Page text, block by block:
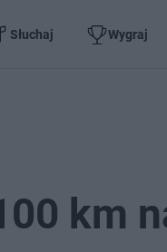
Słuchaj Wygraj
km